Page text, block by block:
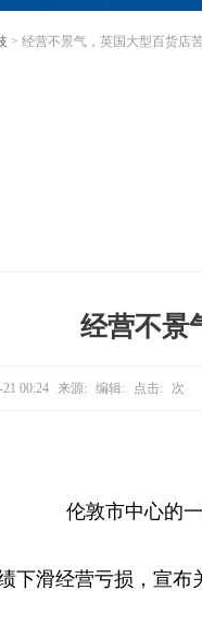
> 经营不景气，英国大型百货店
经营不景
00:24 来源: 编辑: 点击: 次
伦敦市中心的
滑经营亏损，宣布